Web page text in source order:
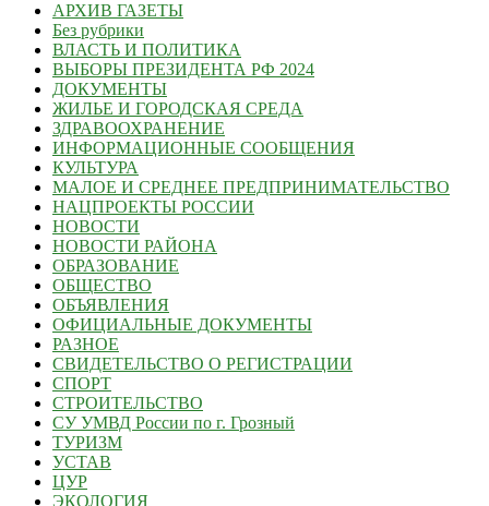
АРХИВ ГАЗЕТЫ
Без рубрики
ВЛАСТЬ И ПОЛИТИКА
ВЫБОРЫ ПРЕЗИДЕНТА РФ 2024
ДОКУМЕНТЫ
ЖИЛЬЕ И ГОРОДСКАЯ СРЕДА
ЗДРАВООХРАНЕНИЕ
ИНФОРМАЦИОННЫЕ СООБЩЕНИЯ
КУЛЬТУРА
МАЛОЕ И СРЕДНЕЕ ПРЕДПРИНИМАТЕЛЬСТВО
НАЦПРОЕКТЫ РОССИИ
НОВОСТИ
НОВОСТИ РАЙОНА
ОБРАЗОВАНИЕ
ОБЩЕСТВО
ОБЪЯВЛЕНИЯ
ОФИЦИАЛЬНЫЕ ДОКУМЕНТЫ
РАЗНОЕ
СВИДЕТЕЛЬСТВО О РЕГИСТРАЦИИ
СПОРТ
СТРОИТЕЛЬСТВО
СУ УМВД России по г. Грозный
ТУРИЗМ
УСТАВ
ЦУР
ЭКОЛОГИЯ